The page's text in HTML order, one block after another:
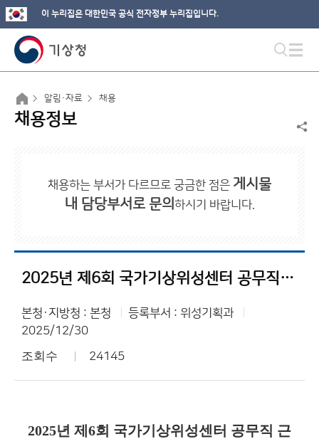
이 누리집은 대한민국 공식 전자정부 누리집입니다.
알림·자료 채용
채용정보
채용하는 부서가 다르므로 궁금한 점은 게시물
내 담당부서로 문의 하시기 바랍니다.
2025년 제6회 국가기상위성센터 공무직 근로자(연구원) 채용 서류전형 합격자 및 면접시험 일정 공고
본청·지방청 : 본청
등록부서 : 위성기획과
2025/12/30
조회수 24145
2025년 제6회 국가기상위성센터 공무직 근